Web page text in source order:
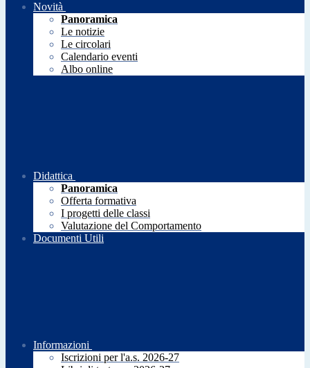
Novità
Panoramica
Le notizie
Le circolari
Calendario eventi
Albo online
Didattica
Panoramica
Offerta formativa
I progetti delle classi
Valutazione del Comportamento
Documenti Utili
Informazioni
Iscrizioni per l'a.s. 2026-27